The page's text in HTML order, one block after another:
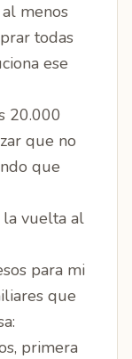
menos
todas
ese
20.000
que no
que
vuelta al
para mi
que
primera